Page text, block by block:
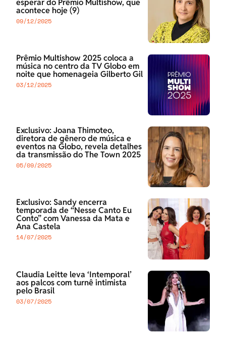
esperar do Prêmio Multishow, que
acontece hoje (9)
09/12/2025
Prêmio Multishow 2025 coloca a
música no centro da TV Globo em
noite que homenageia Gilberto Gil
03/12/2025
Exclusivo: Joana Thimoteo,
diretora de gênero de música e
eventos na Globo, revela detalhes
da transmissão do The Town 2025
05/09/2025
Exclusivo: Sandy encerra
temporada de “Nesse Canto Eu
Conto” com Vanessa da Mata e
Ana Castela
14/07/2025
Claudia Leitte leva ‘Intemporal’
aos palcos com turnê intimista
pelo Brasil
03/07/2025